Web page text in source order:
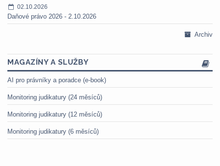
02.10.2026
Daňové právo 2026 - 2.10.2026
Archiv
MAGAZÍNY A SLUŽBY
AI pro právníky a poradce (e-book)
Monitoring judikatury (24 měsíců)
Monitoring judikatury (12 měsíců)
Monitoring judikatury (6 měsíců)